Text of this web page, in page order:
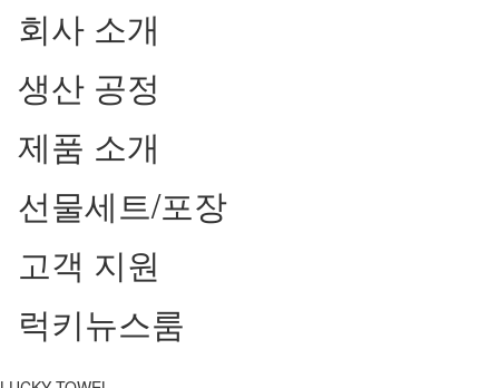
회사 소개
생산 공정
제품 소개
선물세트/포장
고객 지원
럭키뉴스룸